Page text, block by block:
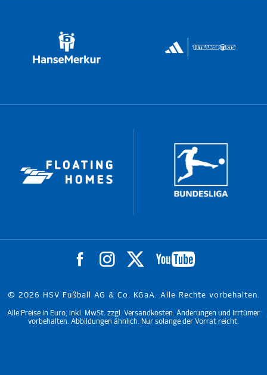
© 2026 HSV Fußball AG & Co. KGaA. Alle Rechte vorbehalten.
Alle Preise in Euro, inkl. MwSt. zzgl. Versandkosten. Änderungen und Irrtümer
vorbehalten. Abbildungen ähnlich. Nur solange der Vorrat reicht.